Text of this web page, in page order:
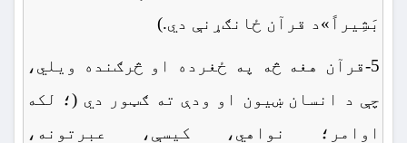
بَشِیراً»د قرآن ځانګړنې دي.)
5-قرآن هغه څه په ځغرده او څرګنده ویلي،
چې د انسان ښیون او ودې ته ګټور دي (؛ لکه
اوامر؛ نواهي، کیسې، عبرتونه،